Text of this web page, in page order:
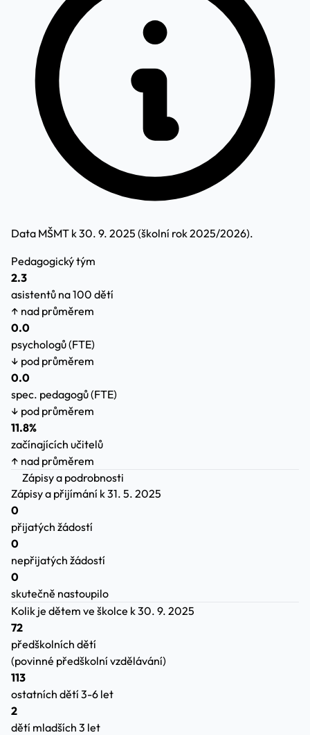
Data MŠMT k 30. 9. 2025 (školní rok 2025/2026).
Pedagogický tým
2.3
asistentů na 100 dětí
↑ nad průměrem
0.0
psychologů (FTE)
↓ pod průměrem
0.0
spec. pedagogů (FTE)
↓ pod průměrem
11.8%
začínajících učitelů
↑ nad průměrem
Zápisy a podrobnosti
Zápisy a přijímání k 31. 5. 2025
0
přijatých žádostí
0
nepřijatých žádostí
0
skutečně nastoupilo
Kolik je dětem ve školce k 30. 9. 2025
72
předškolních dětí
(povinné předškolní vzdělávání)
113
ostatních dětí 3-6 let
2
dětí mladších 3 let